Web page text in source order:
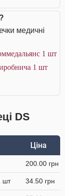
медичні
1 шт
1 шт
DS
Ціна
200.00 грн
шт 34.50 грн